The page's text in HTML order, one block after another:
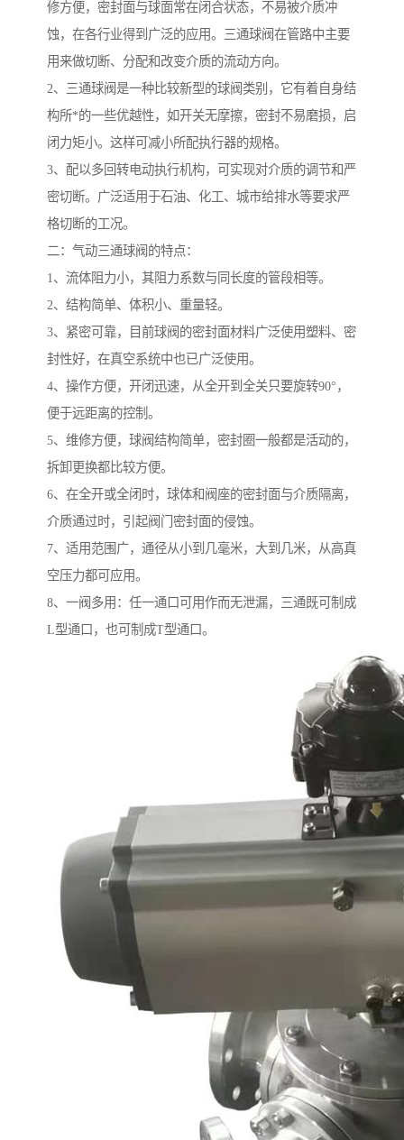
修方便，密封面与球面常在闭合状态，不易被介质冲
蚀，在各行业得到广泛的应用。三通球阀在管路中主要
用来做切断、分配和改变介质的流动方向。
2、三通球阀是一种比较新型的球阀类别，它有着自身结
构所*的一些优越性，如开关无摩擦，密封不易磨损，启
闭力矩小。这样可减小所配执行器的规格。
3、配以多回转电动执行机构，可实现对介质的调节和严
密切断。广泛适用于石油、化工、城市给排水等要求严
格切断的工况。
二：气动三通球阀的特点：
1、流体阻力小，其阻力系数与同长度的管段相等。
2、结构简单、体积小、重量轻。
3、紧密可靠，目前球阀的密封面材料广泛使用塑料、密
封性好，在真空系统中也已广泛使用。
4、操作方便，开闭迅速，从全开到全关只要旋转90°，
便于远距离的控制。
5、维修方便，球阀结构简单，密封圈一般都是活动的，
拆卸更换都比较方便。
6、在全开或全闭时，球体和阀座的密封面与介质隔离，
介质通过时，引起阀门密封面的侵蚀。
7、适用范围广，通径从小到几毫米，大到几米，从高真
空压力都可应用。
8、一阀多用：任一通口可用作而无泄漏，三通既可制成
L型通口，也可制成T型通口。